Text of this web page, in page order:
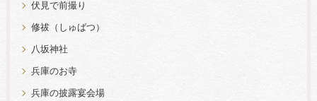
伏見で前撮り
修祓（しゅばつ）
八坂神社
兵庫のお寺
兵庫の披露宴会場